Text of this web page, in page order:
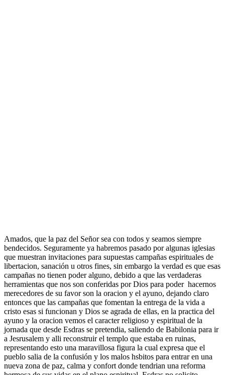
Amados, que la paz del Señor sea con todos y seamos siempre
bendecidos. Seguramente ya habremos pasado por algunas iglesias
que muestran invitaciones para supuestas campañas espirituales de
libertacion, sanación u otros fines, sin embargo la verdad es que esas
campañas no tienen poder alguno, debido a que las verdaderas
herramientas que nos son conferidas por Dios para poder hacernos
merecedores de su favor son la oracion y el ayuno, dejando claro
entonces que las campañas que fomentan la entrega de la vida a
cristo esas si funcionan y Dios se agrada de ellas, en la practica del
ayuno y la oracion vemos el caracter religioso y espiritual de la
jornada que desde Esdras se pretendia, saliendo de Babilonia para ir
a Jesrusalem y alli reconstruir el templo que estaba en ruinas,
representando esto una maravillosa figura la cual expresa que el
pueblo salia de la confusión y los malos hsbitos para entrar en una
nueva zona de paz, calma y confort donde tendrian una reforma